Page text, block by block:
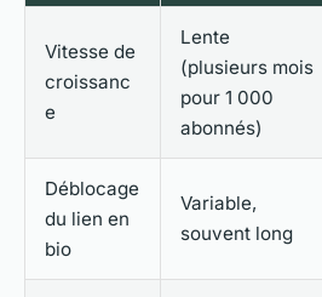
Vitesse de
croissanc
e
Lente
(plusieurs mois
pour 1 000
abonnés)
Déblocage
du lien en
bio
Variable,
souvent long